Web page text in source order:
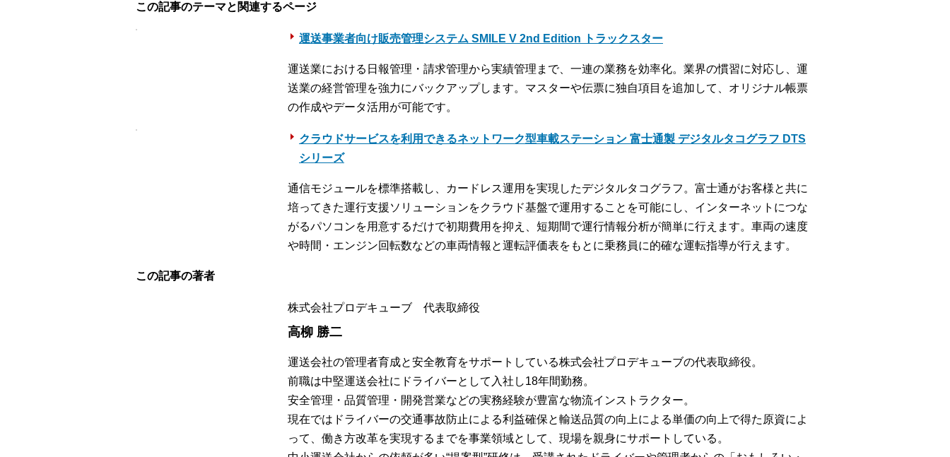
この記事のテーマと関連するページ
運送事業者向け販売管理システム SMILE V 2nd Edition トラックスター
運送業における日報管理・請求管理から実績管理まで、一連の業務を効率化。業界の慣習に対応し、運
送業の経営管理を強力にバックアップします。マスターや伝票に独自項目を追加して、オリジナル帳票
の作成やデータ活用が可能です。
クラウドサービスを利用できるネットワーク型車載ステーション 富士通製 デジタルタコグラフ DTS
シリーズ
通信モジュールを標準搭載し、カードレス運用を実現したデジタルタコグラフ。富士通がお客様と共に
培ってきた運行支援ソリューションをクラウド基盤で運用することを可能にし、インターネットにつな
がるパソコンを用意するだけで初期費用を抑え、短期間で運行情報分析が簡単に行えます。車両の速度
や時間・エンジン回転数などの車両情報と運転評価表をもとに乗務員に的確な運転指導が行えます。
この記事の著者
株式会社プロデキューブ 代表取締役
高柳 勝二
運送会社の管理者育成と安全教育をサポートしている株式会社プロデキューブの代表取締役。
前職は中堅運送会社にドライバーとして入社し18年間勤務。
安全管理・品質管理・開発営業などの実務経験が豊富な物流インストラクター。
現在ではドライバーの交通事故防止による利益確保と輸送品質の向上による単価の向上で得た原資によ
って、働き方改革を実現するまでを事業領域として、現場を親身にサポートしている。